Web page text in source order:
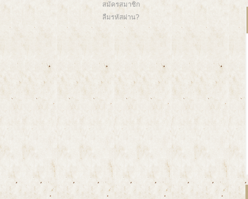
สมัครสมาชิก
ลืมรหัสผ่าน?